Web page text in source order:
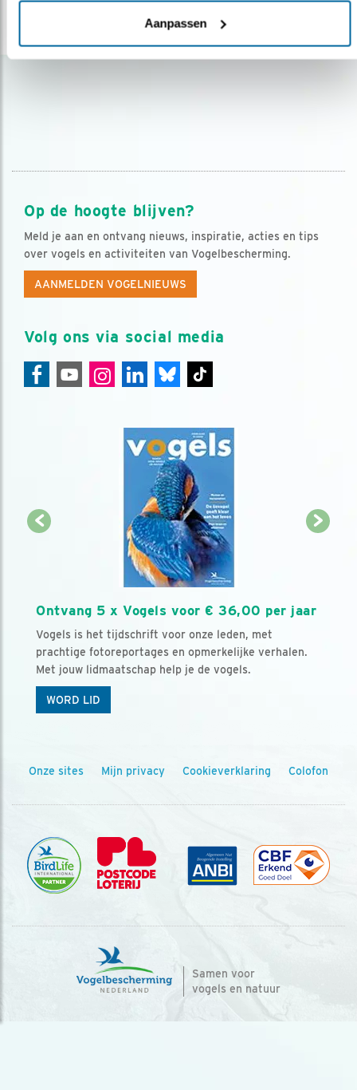
Aanpassen
Op de hoogte blijven?
Meld je aan en ontvang nieuws, inspiratie, acties en tips
over vogels en activiteiten van Vogelbescherming.
AANMELDEN VOGELNIEUWS
Volg ons via social media
Ontvang 5 x Vogels voor € 36,00 per jaar
Vogels is het tijdschrift voor onze leden, met
prachtige fotoreportages en opmerkelijke verhalen.
Met jouw lidmaatschap help je de vogels.
WORD LID
Onze sites Mijn privacy Cookieverklaring Colofon
Samen voor
vogels en natuur